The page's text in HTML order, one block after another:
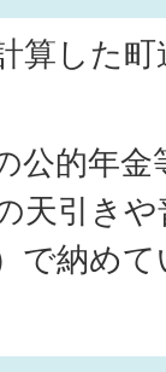
算した
公的年
天引き
で納め